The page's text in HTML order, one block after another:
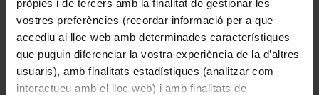
pròpies i de tercers amb la finalitat de gestionar les
vostres preferències (recordar informació per a que
accediu al lloc web amb determinades característiques
que puguin diferenciar la vostra experiència de la d’altres
usuaris), amb finalitats estadístiques (analitzar com
interactueu amb el lloc web) i amb finalitats de